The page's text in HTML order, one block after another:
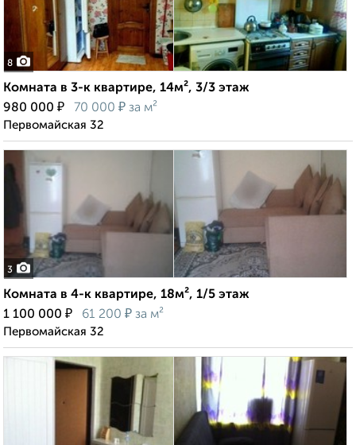
8
Комната в 3-к квартире, 14м², 3/3 этаж
980 000 ₽ 70 000 ₽ за м²
Первомайская 32
3
Комната в 4-к квартире, 18м², 1/5 этаж
1 100 000 ₽ 61 200 ₽ за м²
Первомайская 32